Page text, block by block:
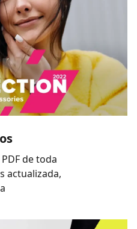
de toda
actualizada,